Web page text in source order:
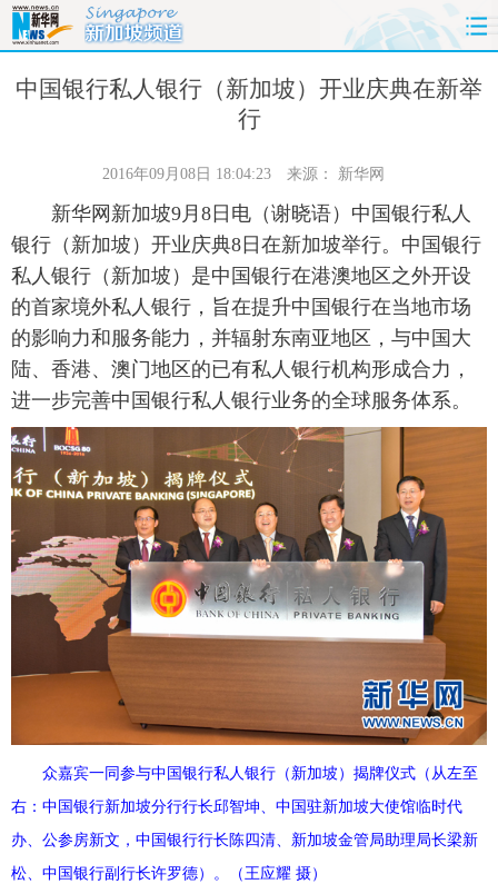
首页 时政 国际 财经
港澳 台湾 华人 汽车
科技 能源 房产 公司
图片 视频 彩票 食品
金融 公益 军事 无人机
富媒体 摄影 新华广播
新华电视中文 新华电视英文 返回PC
中国银行私人银行（新加坡）开业庆典在新举
行
2016年09月08日 18:04:23 来源： 新华网
新华网新加坡9月8日电（谢晓语）中国银行私人
银行（新加坡）开业庆典8日在新加坡举行。中国银行
私人银行（新加坡）是中国银行在港澳地区之外开设
的首家境外私人银行，旨在提升中国银行在当地市场
的影响力和服务能力，并辐射东南亚地区，与中国大
陆、香港、澳门地区的已有私人银行机构形成合力，
进一步完善中国银行私人银行业务的全球服务体系。
众嘉宾一同参与中国银行私人银行（新加坡）揭牌仪式（从左至
右：中国银行新加坡分行行长邱智坤、中国驻新加坡大使馆临时代
办、公参房新文，中国银行行长陈四清、新加坡金管局助理局长梁新
松、中国银行副行长许罗德）。（王应耀 摄）